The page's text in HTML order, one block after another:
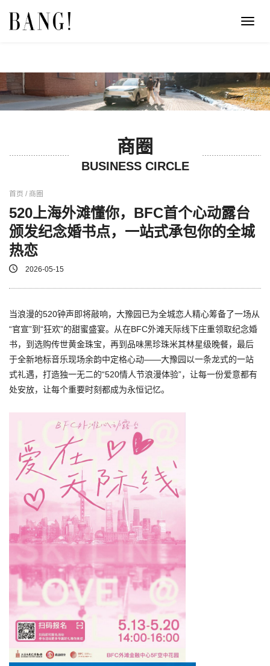
商圈
BUSINESS CIRCLE
首页 / 商圈
520上海外滩懂你，BFC首个心动露台
颁发纪念婚书点，一站式承包你的全城
热恋
2026-05-15
当浪漫的520钟声即将敲响，大豫园已为全城恋人精心筹备了一场从
“官宣”到“狂欢”的甜蜜盛宴。从在BFC外滩天际线下庄重领取纪念婚
书，到选购传世黄金珠宝，再到品味黑珍珠米其林星级晚餐，最后
于全新地标音乐现场余韵中定格心动——大豫园以一条龙式的一站
式礼遇，打造独一无二的“520情人节浪漫体验”，让每一份爱意都有
处安放，让每个重要时刻都成为永恒记忆。